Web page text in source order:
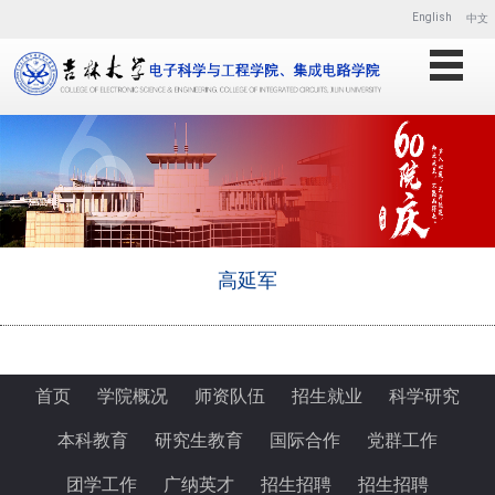
English 中文
高延军
首页 学院概况 师资队伍 招生就业 科学研究
本科教育 研究生教育 国际合作 党群工作
团学工作 广纳英才 招生招聘 招生招聘